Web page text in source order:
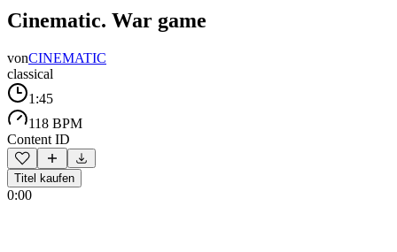
Cinematic. War game
vonCINEMATIC
classical
1:45
118 BPM
Content ID
Titel kaufen
0:00